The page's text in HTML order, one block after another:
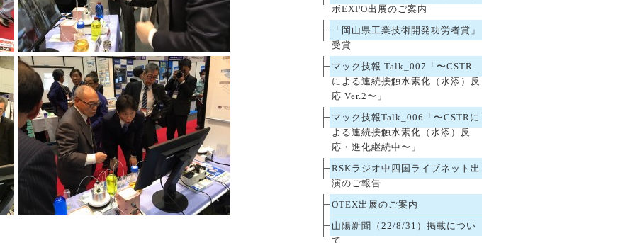
ボEXPO出展のご案内
「岡山県工業技術開発功労者賞」
受賞
マック技報 Talk_007「〜CSTR
による連続接触水素化（水添）反
応 Ver.2〜」
マック技報Talk_006「〜CSTRに
よる連続接触水素化（水添）反
応・進化継続中〜」
RSKラジオ中四国ライブネット出
演のご報告
OTEX出展のご案内
山陽新聞（22/8/31）掲載につい
て